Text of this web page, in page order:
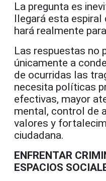
La pregunta es
llegará esta espiral
hará realmente
Las respuestas no
únicamente a
de ocurridas las
necesita políticas
efectivas, mayor
mental, control de
valores y
ciudadana.
ENFRENTAR
ESPACIOS